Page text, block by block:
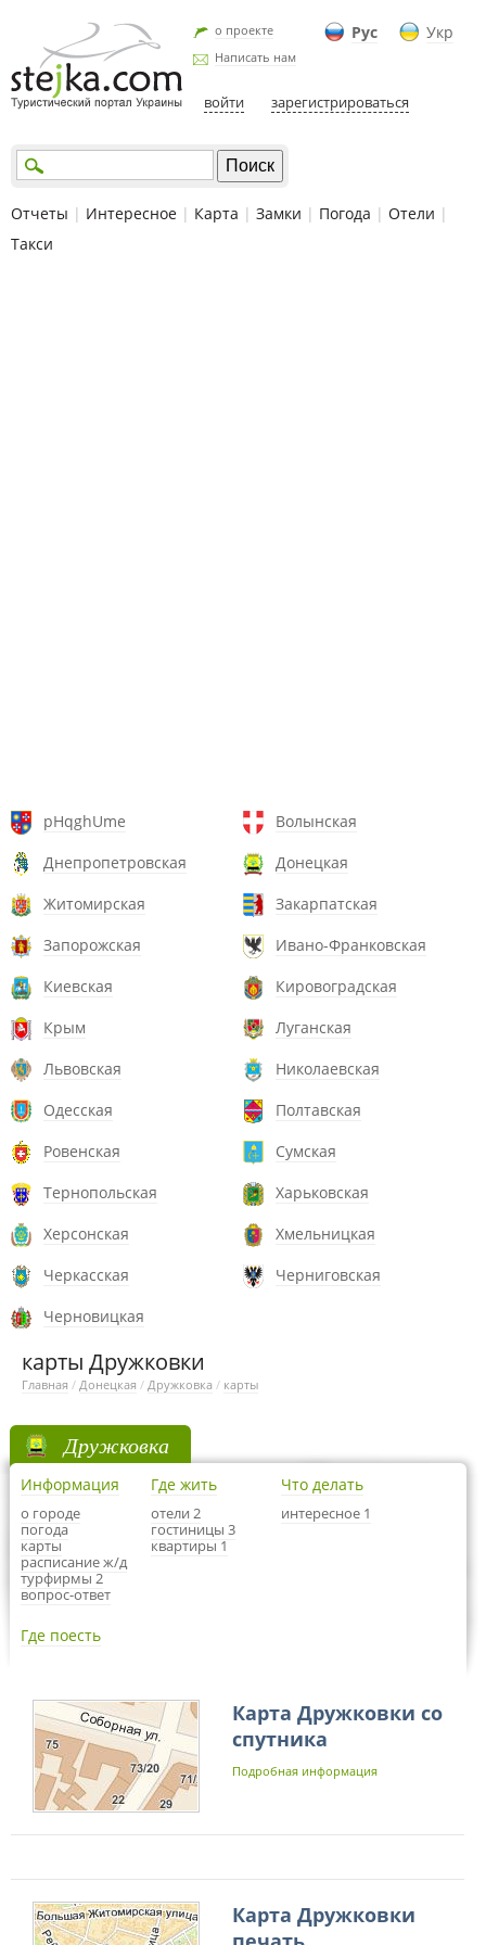
Рус Укр
о проекте
Написать нам
войти зарегистрироваться
Отчеты | Интересное | Карта | Замки | Погода | Отели |
Такси
pHqghUme
Волынская
Днепропетровская
Донецкая
Житомирская
Закарпатская
Запорожская
Ивано-Франковская
Киевская
Кировоградская
Крым
Луганская
Львовская
Николаевская
Одесская
Полтавская
Ровенская
Сумская
Тернопольская
Харьковская
Херсонская
Хмельницкая
Черкасская
Черниговская
Черновицкая
карты Дружковки
Главная / Донецкая / Дружковка / карты
Дружковка
Информация
о городе
погода
карты
расписание ж/д
турфирмы 2
вопрос-ответ
Где жить
отели 2
гостиницы 3
квартиры 1
Что делать
интересное 1
Где поесть
Карта Дружковки со
спутника
Подробная информация
Карта Дружковки